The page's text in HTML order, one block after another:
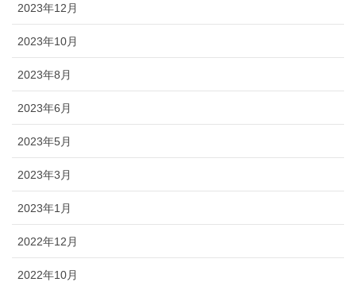
2023年12月
2023年10月
2023年8月
2023年6月
2023年5月
2023年3月
2023年1月
2022年12月
2022年10月